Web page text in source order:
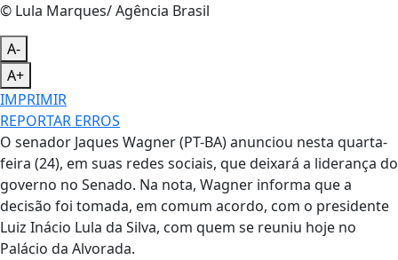
© Lula Marques/ Agência Brasil
A-
A+
IMPRIMIR
REPORTAR ERROS
O senador Jaques Wagner (PT-BA) anunciou nesta quarta-
feira (24), em suas redes sociais, que deixará a liderança do
governo no Senado. Na nota, Wagner informa que a
decisão foi tomada, em comum acordo, com o presidente
Luiz Inácio Lula da Silva, com quem se reuniu hoje no
Palácio da Alvorada.